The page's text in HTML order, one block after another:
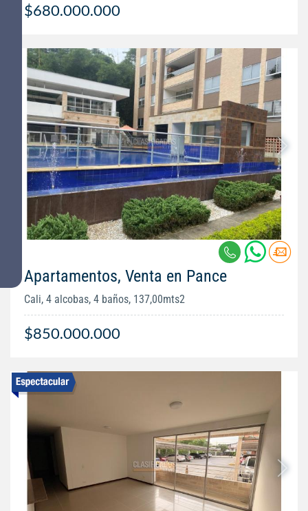
$680.000.000
Apartamentos, Venta en Pance
Cali, 4 alcobas, 4 baños, 137,00mts2
$850.000.000